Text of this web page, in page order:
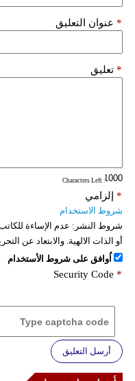
عنوان التعليق *
تعليق *
: Characters Left
إلزامي *
شروط الاستخدام
شروط النشر: عدم الإساءة
أو الذات الالهية. والابتعاد عن
اُوافق على شروط الأستخدام
Security Code *
أرسل التعليق